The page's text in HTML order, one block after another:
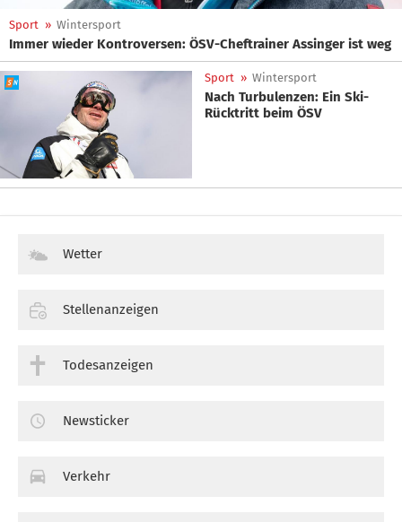
Sport » Wintersport
Immer wieder Kontroversen: ÖSV-Cheftrainer Assinger ist weg
Sport » Wintersport
Nach Turbulenzen: Ein Ski-
Rücktritt beim ÖSV
Wetter
Stellenanzeigen
Todesanzeigen
Newsticker
Verkehr